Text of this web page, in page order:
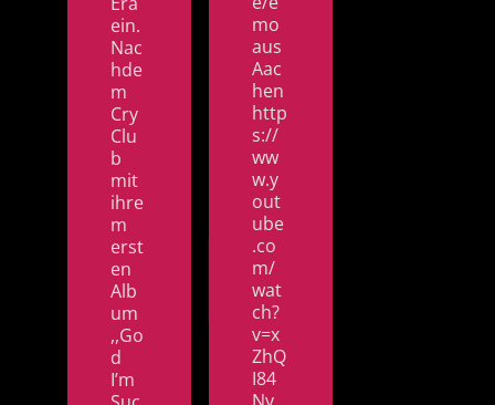
ein.
Nac
hde
m
Cry
Clu
b
mit
ihre
m
erst
en
Alb
um
,,Go
d
I’m
mo
aus
Aac
hen
http
s://
ww
w.y
out
ube
.co
m/
wat
ch?
v=x
ZhQ
I84